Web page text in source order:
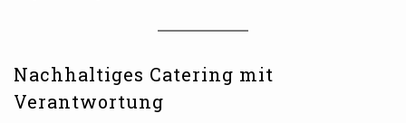
Nachhaltiges Catering mit
Verantwortung